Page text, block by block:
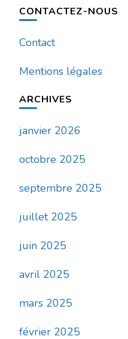
CONTACTEZ-NOUS
Contact
Mentions légales
ARCHIVES
janvier 2026
octobre 2025
septembre 2025
juillet 2025
juin 2025
avril 2025
mars 2025
février 2025